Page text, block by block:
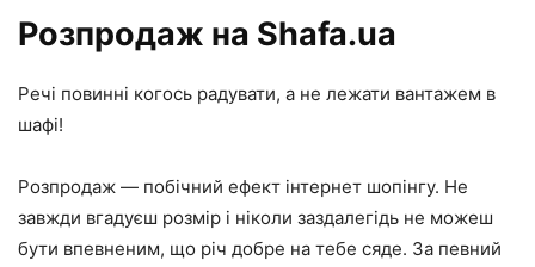
Розпродаж на Shafa.ua
Речі повинні когось радувати, а не лежати вантажем в
шафі!
Розпродаж — побічний ефект інтернет шопінгу. Не
завжди вгадуєш розмір і ніколи заздалегідь не можеш
бути впевненим, що річ добре на тебе сяде. За певний